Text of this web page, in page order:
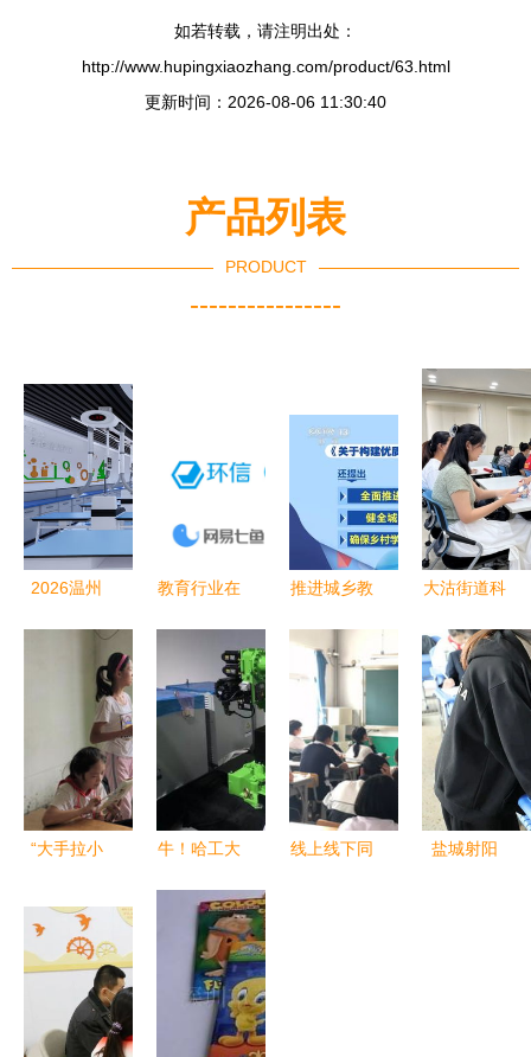
如若转载，请注明出处：
http://www.hupingxiaozhang.com/product/63.html
更新时间：2026-08-06 11:30:40
产品列表
PRODUCT
----------------
2026温州
南 五家顶
尖制造厂深
度横评与战
略推荐
教育行业在
解决方案
重塑教育服
推进城乡教
照亮每一个
孩子的未来
大沽街道科
进智慧工厂
科普引领生
活”工业参
观志愿活动
“大手拉小
梦”——暑
期支教实践
温暖后宅店
村小学
牛！哈工大
60余款机器
人亮相世界
机器人大
会，教育服
线上线下同
盐城射阳